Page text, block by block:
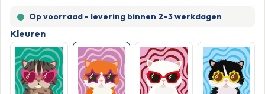
Op voorraad - levering binnen 2–3 werkdagen
Kleuren